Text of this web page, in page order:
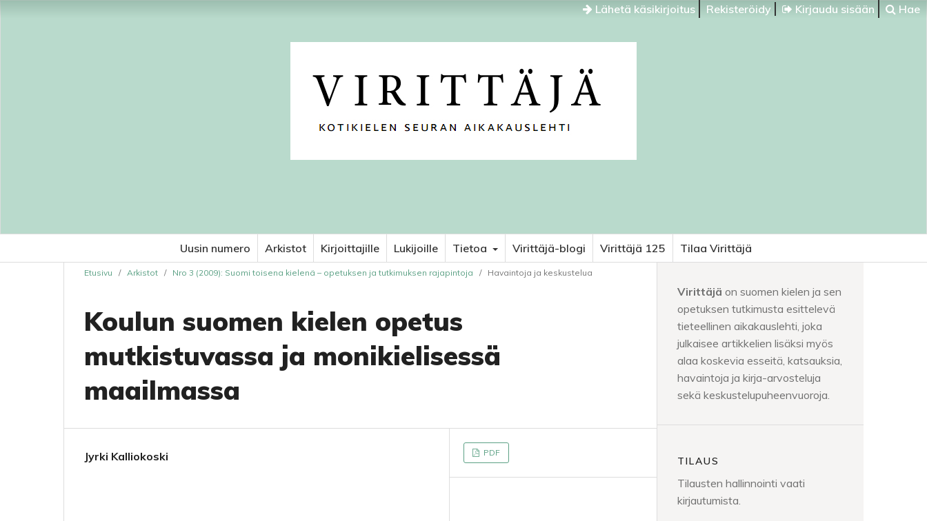
Lähetä käsikirjoitus Rekisteröidy Kirjaudu sisään Hae
Uusin numero Arkistot Kirjoittajille Lukijoille Tietoa Virittäjä-blogi Virittäjä 125 Tilaa Virittäjä
Etusivu / Arkistot / Nro 3 (2009): Suomi toisena kielenä – opetuksen ja tutkimuksen rajapintoja / Havaintoja ja keskustelua
Koulun suomen kielen opetus
mutkistuvassa ja monikielisessä
maailmassa
Jyrki Kalliokoski PDF
Virittäjä on suomen kielen ja sen
opetuksen tutkimusta esittelevä
tieteellinen aikakauslehti, joka
julkaisee artikkelien lisäksi myös
alaa koskevia esseitä, katsauksia,
havaintoja ja kirja-arvosteluja
sekä keskustelupuheenvuoroja.
TILAUS
Tilausten hallinnointi vaati
kirjautumista.